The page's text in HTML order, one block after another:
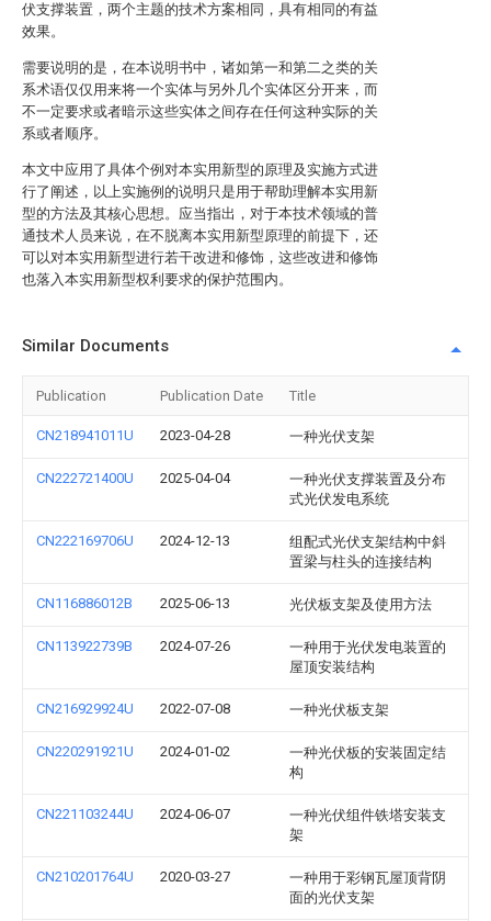
伏支撑装置，两个主题的技术方案相同，具有相同的有益
效果。
需要说明的是，在本说明书中，诸如第一和第二之类的关
系术语仅仅用来将一个实体与另外几个实体区分开来，而
不一定要求或者暗示这些实体之间存在任何这种实际的关
系或者顺序。
本文中应用了具体个例对本实用新型的原理及实施方式进
行了阐述，以上实施例的说明只是用于帮助理解本实用新
型的方法及其核心思想。应当指出，对于本技术领域的普
通技术人员来说，在不脱离本实用新型原理的前提下，还
可以对本实用新型进行若干改进和修饰，这些改进和修饰
也落入本实用新型权利要求的保护范围内。
Similar Documents
Publication Publication Date Title
CN218941011U 2023-04-28 一种光伏支架
CN222721400U 2025-04-04
一种光伏支撑装置及分布
式光伏发电系统
CN222169706U 2024-12-13
组配式光伏支架结构中斜
置梁与柱头的连接结构
CN116886012B 2025-06-13 光伏板支架及使用方法
CN113922739B 2024-07-26
一种用于光伏发电装置的
屋顶安装结构
CN216929924U 2022-07-08 一种光伏板支架
CN220291921U 2024-01-02
一种光伏板的安装固定结
构
CN221103244U 2024-06-07
一种光伏组件铁塔安装支
架
CN210201764U 2020-03-27
一种用于彩钢瓦屋顶背阴
面的光伏支架